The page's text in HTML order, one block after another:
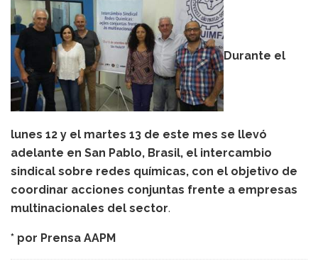
Durante el
lunes 12 y el martes 13 de este mes se llevó
adelante en San Pablo, Brasil, el intercambio
sindical sobre redes químicas, con el objetivo de
coordinar acciones conjuntas frente a empresas
multinacionales del sector.
* por Prensa AAPM